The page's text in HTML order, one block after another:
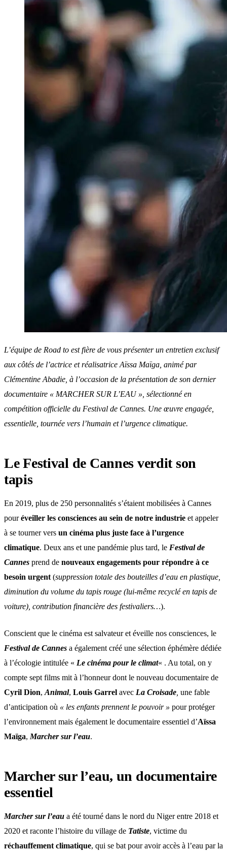
L’équipe de Road to est fière de vous présenter un entretien exclusif
aux côtés de l’actrice et réalisatrice Aïssa Maïga, animé par
Clémentine Abadie, à l’occasion de la présentation de son dernier
documentaire « MARCHER SUR L’EAU », sélectionné en
compétition officielle du Festival de Cannes. Une œuvre engagée,
essentielle, tournée vers l’humain et l’urgence climatique.
Le Festival de Cannes verdit son
tapis
En 2019, plus de 250 personnalités s’étaient mobilisées à Cannes
pouréveiller les consciences au sein de notre industrie et appeler
à se tourner vers un cinéma plus juste face à l’urgence
climatique. Deux ans et une pandémie plus tard, le Festival de
Cannes prend de nouveaux engagements pour répondre à ce
besoin urgent (suppression totale des bouteilles d’eau en plastique,
diminution du volume du tapis rouge (lui-même recyclé en tapis de
voiture), contribution financière des festivaliers…).
Conscient que le cinéma est salvateur et éveille nos consciences, le
Festival de Cannes a également créé une sélection éphémère dédiée
à l’écologie intitulée « Le cinéma pour le climat« . Au total, on y
compte sept films mit à l’honneur dont le nouveau documentaire de
Cyril Dion, Animal, Louis Garrel avec La Croisade une fable
d’anticipation où « les enfants prennent le pouvoir » pour protéger
l’environnement mais également le documentaire essentiel d’Aïssa
Maïga, Marcher sur l’eau.
Marcher sur l’eau, un documentaire
essentiel
Marcher sur l’eau a été tourné dans le nord du Niger entre 2018 et
2020 et raconte l’histoire du village de Tatiste, victime du
réchauffement climatique, qui se bat pour avoir accès à l’eau par la